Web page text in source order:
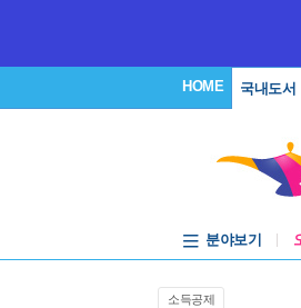
HOME 국내도서
분야보기
소득공제